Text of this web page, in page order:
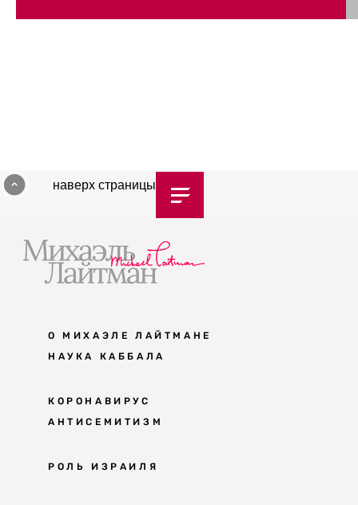
наверх страницы
О МИХАЭЛЕ ЛАЙТМАНЕ
НАУКА КАББАЛА
Мудрость каббалы
Каббала сегодня
Великие каббалисты
КОРОНАВИРУС
АНТИСЕМИТИЗМ
Антисемитизм в современном мире
РОЛЬ ИЗРАИЛЯ